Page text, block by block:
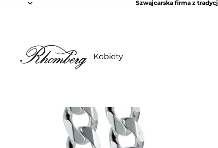
Szwajcarska firma z
Kobiety